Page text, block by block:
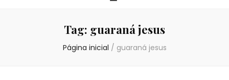
Tag: guaraná jesus
Página inicial / guaraná jesus